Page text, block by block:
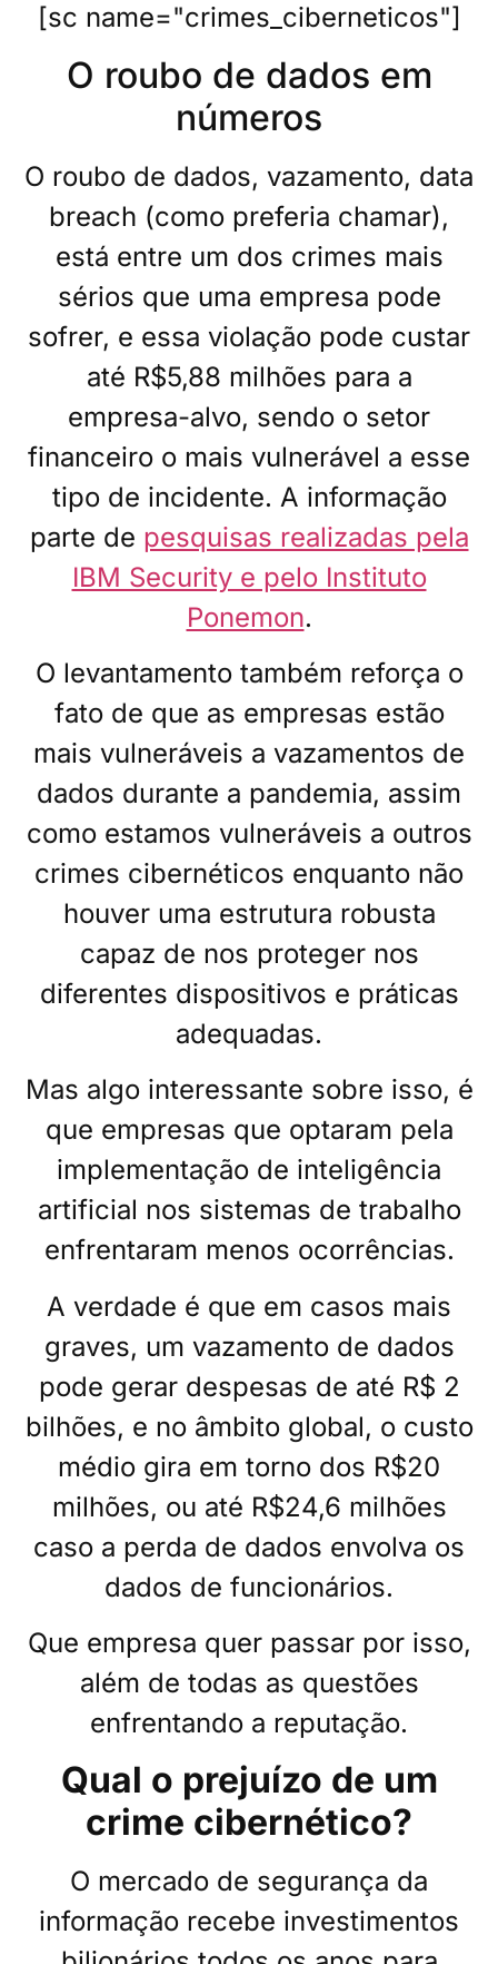
[sc name="crimes_ciberneticos"]
O roubo de dados em
números
O roubo de dados, vazamento, data
breach (como preferia chamar),
está entre um dos crimes mais
sérios que uma empresa pode
sofrer, e essa violação pode custar
até R$5,88 milhões para a
empresa-alvo, sendo o setor
financeiro o mais vulnerável a esse
tipo de incidente. A informação
parte de pesquisas realizadas pela
IBM Security e pelo Instituto
Ponemon.
O levantamento também reforça o
fato de que as empresas estão
mais vulneráveis a vazamentos de
dados durante a pandemia, assim
como estamos vulneráveis a outros
crimes cibernéticos enquanto não
houver uma estrutura robusta
capaz de nos proteger nos
diferentes dispositivos e práticas
adequadas.
Mas algo interessante sobre isso, é
que empresas que optaram pela
implementação de inteligência
artificial nos sistemas de trabalho
enfrentaram menos ocorrências.
A verdade é que em casos mais
graves, um vazamento de dados
pode gerar despesas de até R$ 2
bilhões, e no âmbito global, o custo
médio gira em torno dos R$20
milhões, ou até R$24,6 milhões
caso a perda de dados envolva os
dados de funcionários.
Que empresa quer passar por isso,
além de todas as questões
enfrentando a reputação.
Qual o prejuízo de um
crime cibernético?
O mercado de segurança da
informação recebe investimentos